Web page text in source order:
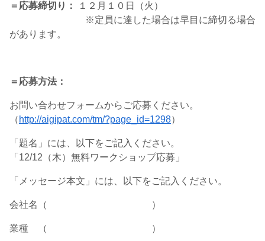
＝応募締切り：
１２月１０日（火）
※定員に達した場合は早目に締切る場合
があります。
＝応募方法：
お問い合わせフォームからご応募ください。
（ http://aigipat.com/tm/?page_id=1298）
「題名」には、以下をご記入ください。
「12/12（木）無料ワークショップ応募」
「メッセージ本文」には、以下をご記入ください。
会社名（ ）
業種 （ ）